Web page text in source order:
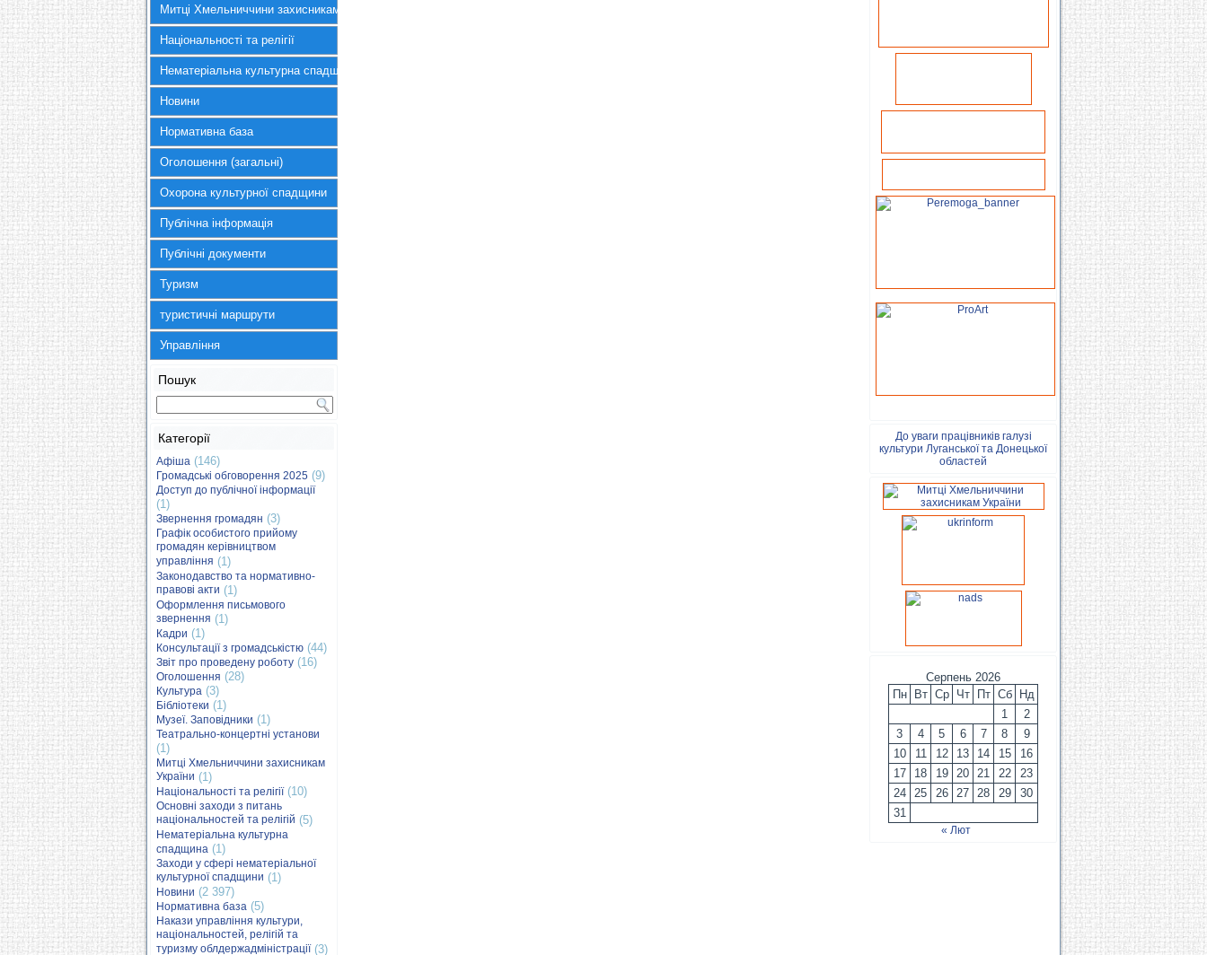
Митці Хмельниччини захисникам України
Національності та релігії
Нематеріальна культурна спадщина
Новини
Нормативна база
Оголошення (загальні)
Охорона культурної спадщини
Публічна інформація
Публічні документи
Туризм
туристичні маршрути
Управління
Пошук
Категорії
Афіша (146)
Громадські обговорення 2025 (9)
Доступ до публічної інформації
(1)
Звернення громадян (3)
Графік особистого прийому
громадян керівництвом
управління (1)
Законодавство та нормативно-
правові акти (1)
Оформлення письмового
звернення (1)
Кадри (1)
Консультації з громадськістю (44)
Звіт про проведену роботу (16)
Оголошення (28)
Культура (3)
Бібліотеки (1)
Музеї. Заповідники (1)
Театрально-концертні установи
(1)
Митці Хмельниччини захисникам
України (1)
Національності та релігії(10)
Основні заходи з питань
національностей та релігій (5)
Нематеріальна культурна
спадщина (1)
Заходи у сфері нематеріальної
культурної спадщини (1)
Новини (2 397)
Нормативна база (5)
Накази управління культури,
національностей, релігій та
туризму облдержадміністрації(3)
До уваги працівників галузі
культури Луганської та Донецької
областей
Серпень 2026
Пн
Вт Ср Чт Пт Сб
Нд
1
2
3
4 5 6 7 8
9
10
11 12 13 14 15
16
17
18 19 20 21 22
23
24
25 26 27 28 29
30
31
« Лют